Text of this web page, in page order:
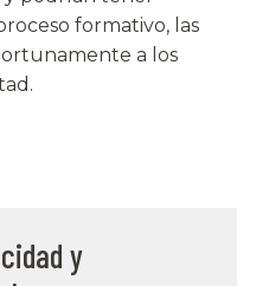
formativo, las
a los
y